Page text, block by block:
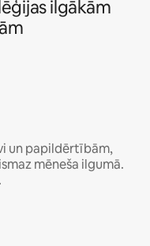
ilgākām
un papildērtībām,
mēneša ilgumā.